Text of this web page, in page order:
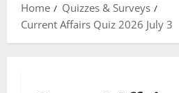
Home
Quizzes & Surveys
Current Affairs Quiz 2026 July 3